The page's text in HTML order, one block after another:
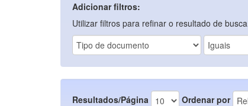
Adicionar filtros:
Utilizar filtros para refinar o resultado de
Resultados/Página Ordenar por